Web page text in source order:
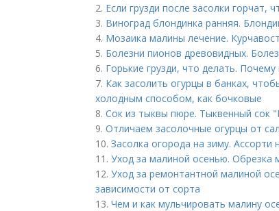
2. Если грузди после засолки горчат,
3. Виноград блондинка ранняя.
4. Мозаика малины лечение.
5. Болезни пионов древовидных.
6. Горькие грузди, что делать.
7. Как засолить огурцы в банках,
холодным способом, как бочковые
8. Сок из тыквы пюре. Тыквенный сок
9. Отличаем засолочные огурцы от
10. Засолка огорода на зиму.
11. Уход за малиной осенью. Обрезка
12. Уход за ремонтантной малиной
зависимости от сорта
13. Чем и как мульчировать малину